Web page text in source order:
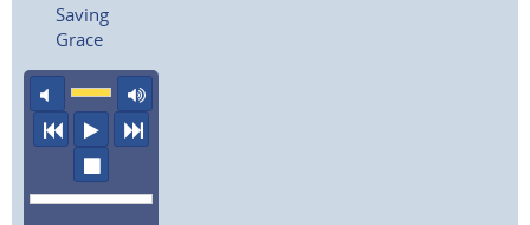
Saving
Grace
Ton aus
vorheriger Titel
Abspielen